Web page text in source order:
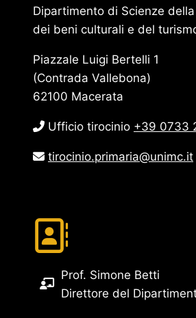
Dipartimento di Scienze
dei beni culturali e del
Piazzale Luigi Bertelli 1
(Contrada Vallebona)
62100 Macerata
Ufficio tirocinio +39 0733
tirocinio.primaria@unimc.it
Prof. Simone Betti
Direttore del